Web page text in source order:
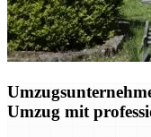
Umzug mit